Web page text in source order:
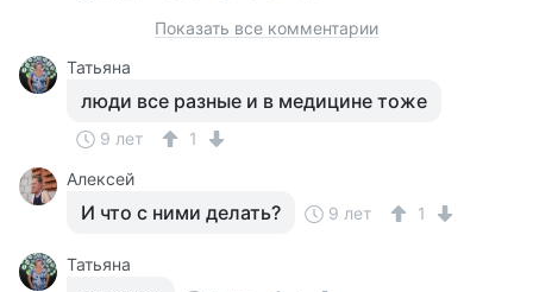
Показать все комментарии
Татьяна
люди все разные и в медицине тоже
9 лет
1
Алексей
И что с ними делать? 9 лет 1
Татьяна